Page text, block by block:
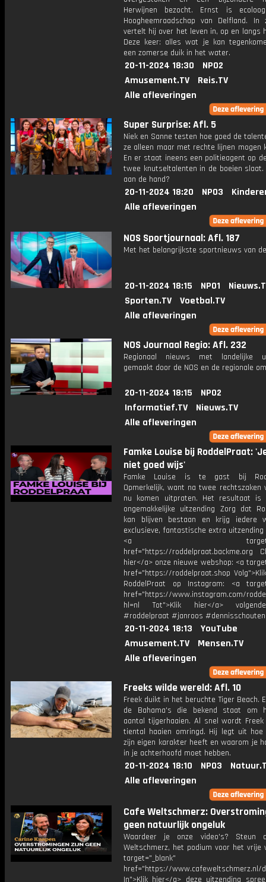
Herwijnen bezocht. Ernst is
Hoogheemraadschap van Delfland. In
vertelt hij over het leven in, op en langs
Deze keer: alles wat je kan
een zomerse duik in het water.
20-11-2024 18:30
NPO2
Amusement.TV
Reis.TV
Alle afleveringen
Super Surprise: Afl. 5
Niek en Sanne testen hoe goed de
ze alleen maar met rechte lijnen mogen
En er staat ineens een politieagent op
twee knutseltalenten in de boeien
aan de hand?
20-11-2024 18:20 NPO3
Alle afleveringen
NOS Sportjournaal: Afl. 187
Met het belangrijkste sportnieuws van
20-11-2024 18:15 NPO1
Sporten.TV
Voetbal.TV
Alle afleveringen
NOS Journaal Regio: Afl. 232
Regionaal nieuws met landelijke
gemaakt door de NOS en de regionale
20-11-2024 18:15
NPO2
Informatief.TV
Nieuws.TV
Alle afleveringen
Famke Louise bij RoddelPraat:
niet goed wijs'
Famke Louise is te gast bij
Opmerkelijk, want na twee rechtszaken
nu komen uitpraten. Het resultaat is
ongemakkelijke uitzending Zorg dat
kan blijven bestaan en krijg iedere
exclusieve, fantastische extra uitzending
<a
href="https://roddelpraat.backme.org
hier</a> onze nieuwe webshop: <a
href="https://roddelpraat.shop
RoddelPraat op Instagram: <a
href="https://www.instagram.com/
hl=nl Tot">Klik hier</a>
#roddelpraat #janroos #dennisschouten
20-11-2024 18:13
YouTube
Amusement.TV
Mensen.TV
Alle afleveringen
Freeks wilde wereld: Afl. 10
Freek duikt in het beruchte Tiger Beach.
de Bahama's die bekend staat om
aantal tijgerhaaien. Al snel wordt
tiental haaien omringd. Hij legt uit hoe
zijn eigen karakter heeft en waarom je
in je achterhoofd moet hebben.
20-11-2024 18:10 NPO3
Alle afleveringen
Cafe Weltschmerz:
geen natuurlijk ongeluk
Waardeer je onze video's? Steun
Weltschmerz, het podium voor het vrije
target="_blank"
href="https://www.cafeweltschmerz.nl/
In">Klik hier</a> deze uitzending